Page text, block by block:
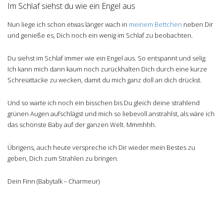
Im Schlaf siehst du wie ein Engel aus
Nun liege ich schon etwas länger wach in meinem Bettchen neben Dir
und genieße es, Dich noch ein wenig im Schlaf zu beobachten.
Du siehst im Schlaf immer wie ein Engel aus. So entspannt und selig.
Ich kann mich dann kaum noch zurückhalten Dich durch eine kurze
Schreiattacke zu wecken, damit du mich ganz doll an dich drückst.
Und so warte ich noch ein bisschen bis Du gleich deine strahlend
grünen Augen aufschlägst und mich so liebevoll anstrahlst, als wäre ich
das schönste Baby auf der ganzen Welt. Mmmhhh.
Übrigens, auch heute verspreche ich Dir wieder mein Bestes zu
geben, Dich zum Strahlen zu bringen.
Dein Finn (Babytalk – Charmeur)